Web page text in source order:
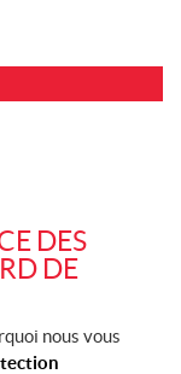
DES
DE
nous vous